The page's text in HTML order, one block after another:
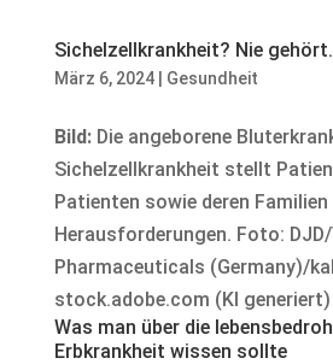
Sichelzellkrankheit? Nie
März 6, 2024| Gesundheit
Bild:Die angeborene
Sichelzellkrankheit stellt
Patienten sowie deren
Herausforderungen. Foto:
Pharmaceuticals (Germany)/
stock.adobe.com (KI generiert)
Was man über die
Erbkrankheit wissen sollte